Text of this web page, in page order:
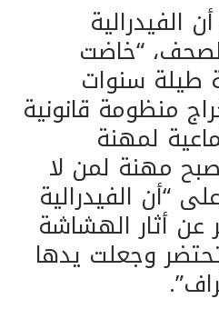
الفيدرالية
“خاضت
طيلة سنوات
منظومة قانونية
لمهنة
مهنة لمن لا
“أن الفيدرالية
عن أثار الهشاشة
وجعلت يدها